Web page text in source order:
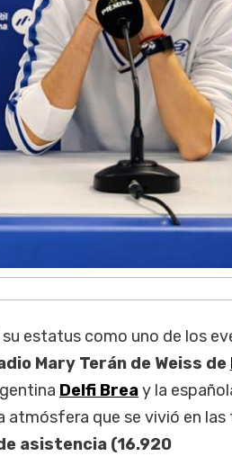
estatus como uno de los
Mary Terán de Weiss de
Delfi Breay la
atmósfera que se vivió en las
asistencia (16.920